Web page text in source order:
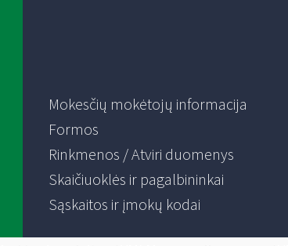
Mokesčių mokėtojų informacija
Formos
Rinkmenos / Atviri duomenys
Skaičiuoklės ir pagalbininkai
Sąskaitos ir įmokų kodai